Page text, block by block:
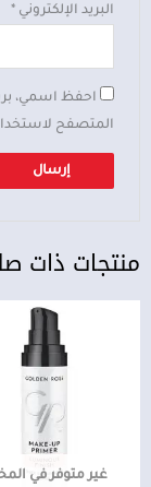
البريد الإلكتروني *
احفظ اسمي،
المتصفح
منتجات ذات
غير متوفر في